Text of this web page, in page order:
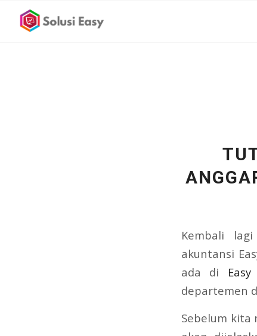
Kembali
akuntansi
ada di
departemen
Sebelum